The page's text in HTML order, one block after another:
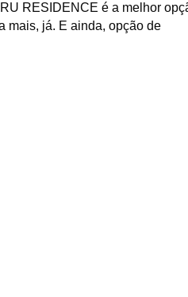
RESIDENCE é a melhor
mais, já. E ainda, opção de